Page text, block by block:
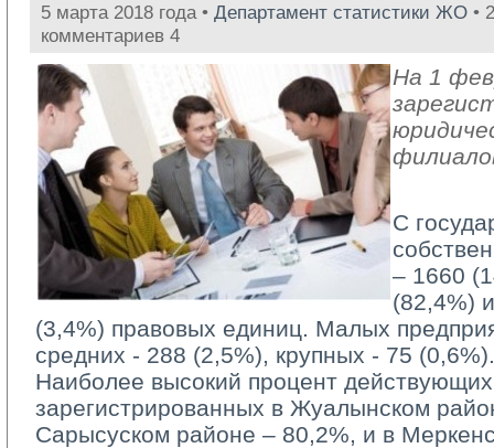
5 марта 2018 года • Департамент статистики ЖО •
комментариев 4
На 1
С
– 1660
(82,4%)
(3,4%) правовых единиц. Малых
средних - 288 (2,5%), крупных - 75 (0,6%).
Наиболее высокий процент
зарегистрированных в Жуалынском
Сарысуском районе – 80,2%, и в